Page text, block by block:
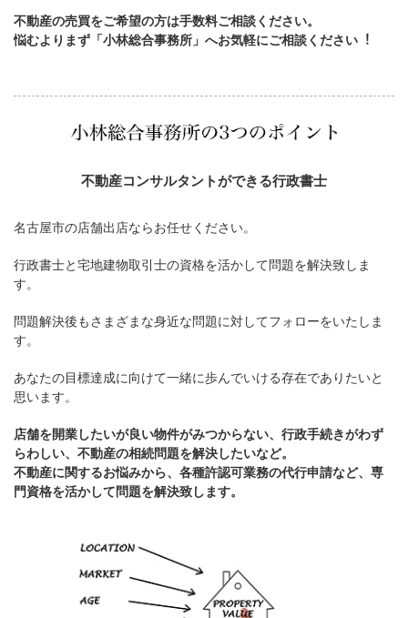
不動産の売買をご希望の方は手数料ご相談ください。
悩むよりまず「小林総合事務所」へお気軽にご相談ください︕
不動産コンサルタントができる行政書士
名古屋市の店舗出店ならお任せください。
行政書士と宅地建物取引士の資格を活かして問題を解決致しま
す。
問題解決後もさまざまな身近な問題に対してフォローをいたしま
す。
あなたの目標達成に向けて一緒に歩んでいける存在でありたいと
思います。
店舗を開業したいが良い物件がみつからない、行政手続きがわず
らわしい、不動産の相続問題を解決したいなど。
不動産に関するお悩みから、各種許認可業務の代行申請など、専
門資格を活かして問題を解決致します。